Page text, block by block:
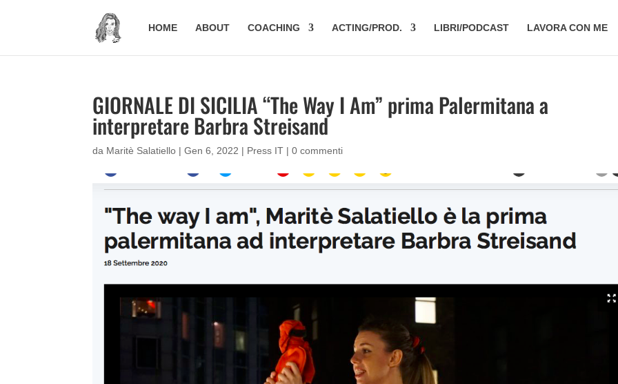
HOME ABOUT COACHING ACTING/PROD. LIBRI/PODCAST LAVORA CON ME
GIORNALE DI SICILIA “The Way I Am” prima Palermitana a
interpretare Barbra Streisand
da Maritè Salatiello |Gen 6, 2022 | Press IT |0 commenti